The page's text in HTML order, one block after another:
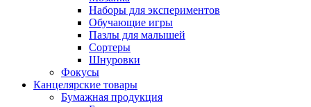
Наборы для экспериментов
Обучающие игры
Пазлы для малышей
Сортеры
Шнуровки
Фокусы
Канцелярские товары
Бумажная продукция